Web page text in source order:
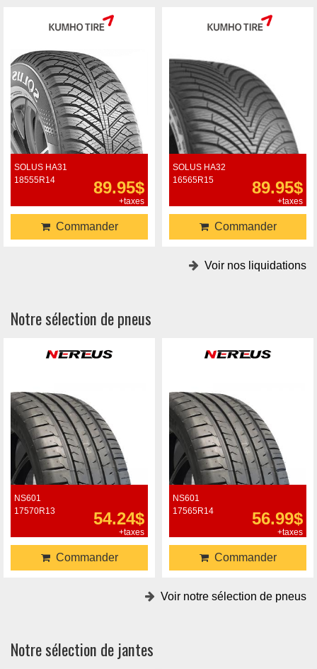
SOLUS HA31
18555R14
89.95$
+taxes
Commander
SOLUS HA32
16565R15
89.95$
+taxes
Commander
Voir nos liquidations
Notre sélection de pneus
NS601
17570R13
54.24$
+taxes
Commander
NS601
17565R14
56.99$
+taxes
Commander
Voir notre sélection de pneus
Notre sélection de jantes